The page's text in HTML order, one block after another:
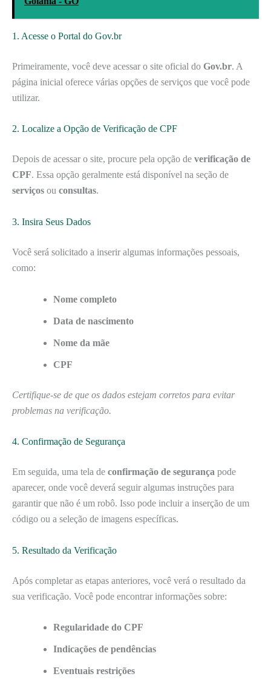
1. Acesse o Portal do Gov.br
Primeiramente, você deve acessar o site oficial do Gov.br. A
página inicial oferece várias opções de serviços que você pode
utilizar.
2. Localize a Opção de Verificação de CPF
Depois de acessar o site, procure pela opção de verificação de
CPF. Essa opção geralmente está disponível na seção de
serviços ou consultas.
3. Insira Seus Dados
Você será solicitado a inserir algumas informações pessoais,
como:
Nome completo
Data de nascimento
Nome da mãe
CPF
Certifique-se de que os dados estejam corretos para evitar
problemas na verificação.
4. Confirmação de Segurança
Em seguida, uma tela de confirmação de segurança pode
aparecer, onde você deverá seguir algumas instruções para
garantir que não é um robô. Isso pode incluir a inserção de um
código ou a seleção de imagens específicas.
5. Resultado da Verificação
Após completar as etapas anteriores, você verá o resultado da
sua verificação. Você pode encontrar informações sobre:
Regularidade do CPF
Indicações de pendências
Eventuais restrições